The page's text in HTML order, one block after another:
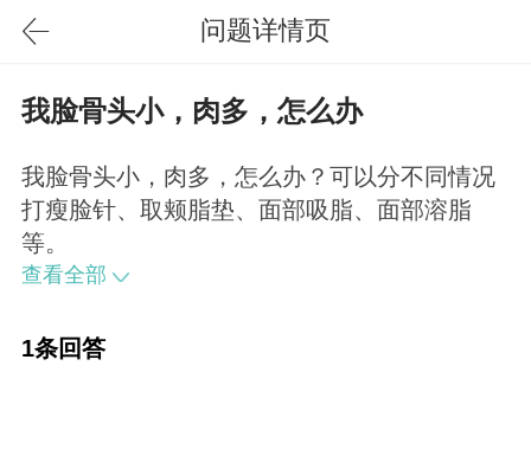
问题详情页
我脸骨头小，肉多，怎么办
我脸骨头小，肉多，怎么办？可以分不同情况
打瘦脸针、取颊脂垫、面部吸脂、面部溶脂
等。
查看全部
1条回答